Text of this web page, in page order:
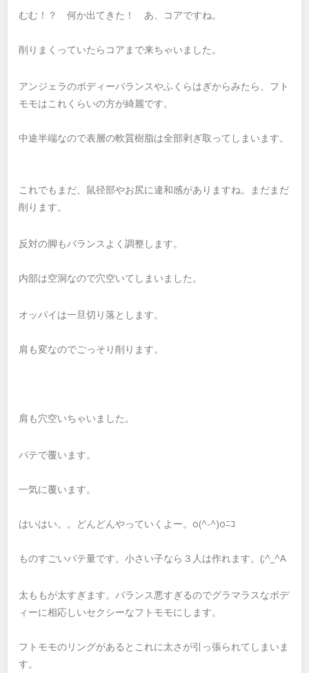
むむ！？ 何か出てきた！ あ、コアですね。
削りまくっていたらコアまで来ちゃいました。
アンジェラのボディーバランスやふくらはぎからみたら、フト
モモはこれくらいの方が綺麗です。
中途半端なので表層の軟質樹脂は全部剥ぎ取ってしまいます。
これでもまだ、鼠径部やお尻に違和感がありますね。まだまだ
削ります。
反対の脚もバランスよく調整します。
内部は空洞なので穴空いてしまいました。
オッパイは一旦切り落とします。
肩も変なのでごっそり削ります。
肩も穴空いちゃいました。
パテで覆います。
一気に覆います。
はいはい。。どんどんやっていくよー。o(^-^)oﾆｺ
ものすごいパテ量です。小さい子なら３人は作れます。(;^_^A
太ももが太すぎます。バランス悪すぎるのでグラマラスなボデ
ィーに相応しいセクシーなフトモモにします。
フトモモのリングがあるとこれに太さが引っ張られてしまいま
す。